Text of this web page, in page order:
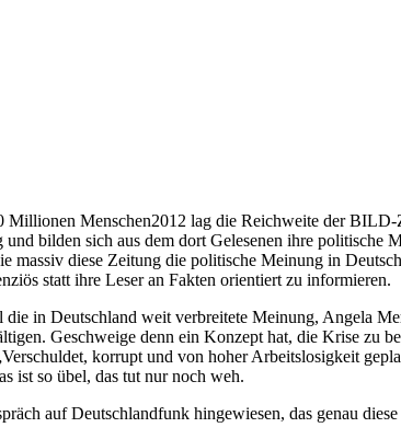
Millionen Menschen2012 lag die Reichweite der
bilden sich aus dem dort Gelesenen ihre politische
massiv diese Zeitung die politische Meinung in
statt ihre Leser an Fakten orientiert zu informieren.
in Deutschland weit verbreitete Meinung, Angela
Geschweige denn ein Konzept hat, die Krise zu
korrupt und von hoher Arbeitslosigkeit
ist so übel, das tut nur noch weh.
auf Deutschlandfunk hingewiesen, das genau